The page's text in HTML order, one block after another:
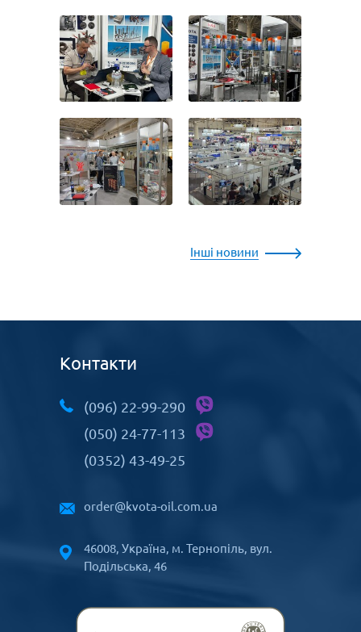
Інші новини
Контакти
(096) 22-99-290
(050) 24-77-113
(0352) 43-49-25
order@kvota-oil.com.ua
46008, Україна, м. Тернопіль, вул.
Подільська, 46